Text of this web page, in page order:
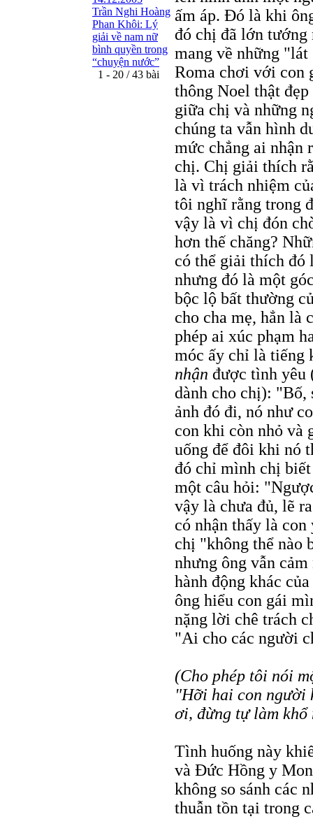
Trần Nghi Hoàng
Phan Khôi: Lý
giải về nam nữ
bình quyền trong
“chuyện nước”
1 - 20 / 43 bài
ấm áp. Đó là khi
đó chị đã lớn
mang về những "lát
Roma chơi với con
thông Noel thật
giữa chị và những
chúng ta vẫn hình
mức chẳng ai nhận
chị. Chị giải thích
là vì trách nhiệm
tôi nghĩ rằng trong
vậy là vì chị đón
hơn thế chăng?
có thể giải thích đó
nhưng đó là một
bộc lộ bất thường
cho cha mẹ, hẳn là
phép ai xúc phạm
móc ấy chỉ là tiếng
nhận được tình yêu
dành cho chị): "Bố,
ảnh đó đi, nó như
con khi còn nhỏ và
uống để đôi khi nó
đó chỉ mình chị
một câu hỏi:
vậy là chưa đủ, lẽ
có nhận thấy là
chị "không thể nào
nhưng ông vẫn
hành động khác
ông hiểu con gái
nặng lời chê trách
"Ai cho các người
(Cho phép tôi nói
"Hỡi hai con người
ơi, đừng tự làm khổ
Tình huống này
và Đức Hồng y
không so sánh các
thuẫn tồn tại trong